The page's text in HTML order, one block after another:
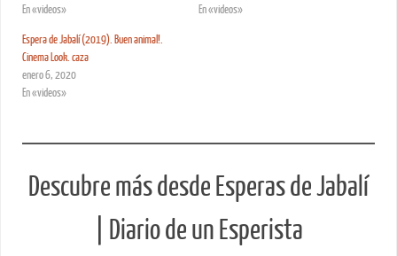
En «videos»
En «videos»
Espera de Jabalí (2019). Buen animal!.
Cinema Look. caza
enero 6, 2020
En «videos»
Descubre más desde Esperas de Jabalí
| Diario de un Esperista